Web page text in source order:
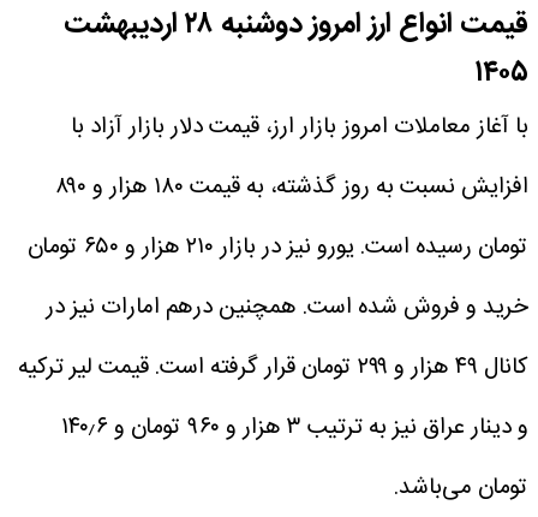
قیمت انواع ارز امروز دوشنبه ۲۸ اردیبهشت
۱۴۰۵
با آغاز معاملات امروز بازار ارز، قیمت دلار بازار آزاد با
افزایش نسبت به روز گذشته، به قیمت ۱۸۰ هزار و ۸۹۰
تومان رسیده است. یورو نیز در بازار ‎‎۲۱۰ هزار و ۶۵۰ تومان
خرید و فروش شده است. همچنین درهم امارات نیز در
کانال ۴۹ هزار و ۲۹۹ تومان قرار گرفته است. قیمت لیر ترکیه
و دینار عراق نیز به ترتیب ۳ هزار و ۹۶۰ تومان و ۱۴۰٫۶
تومان می‌باشد.